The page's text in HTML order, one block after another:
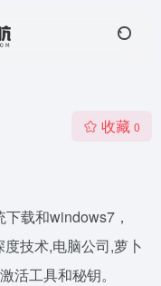
收藏 0
载和windows7，
技术,电脑公司,萝卜
活工具和秘钥。